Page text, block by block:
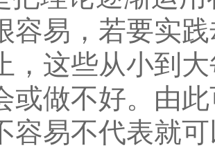
容易，若要实
，这些从小到
或做不好。由
容易不代表就